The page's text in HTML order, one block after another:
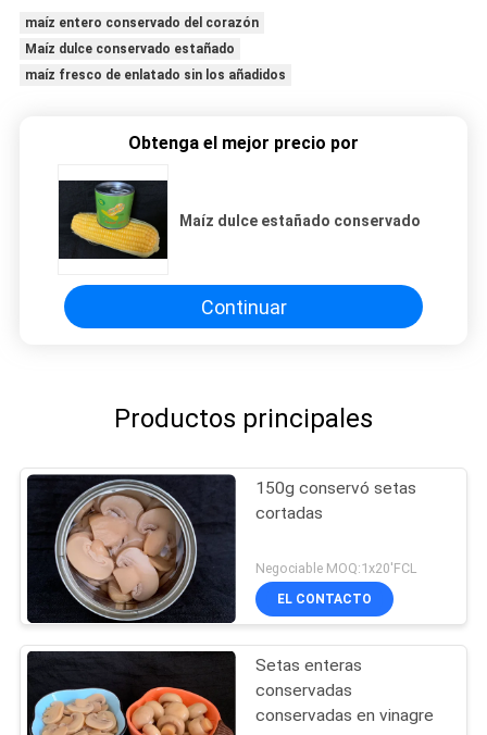
maíz entero conservado del corazón
Maíz dulce conservado estañado
maíz fresco de enlatado sin los añadidos
Obtenga el mejor precio por
Maíz dulce estañado conservado
Continuar
Productos principales
150g conservó setas
cortadas
Negociable MOQ:1x20'FCL
EL CONTACTO
Setas enteras
conservadas
conservadas en vinagre